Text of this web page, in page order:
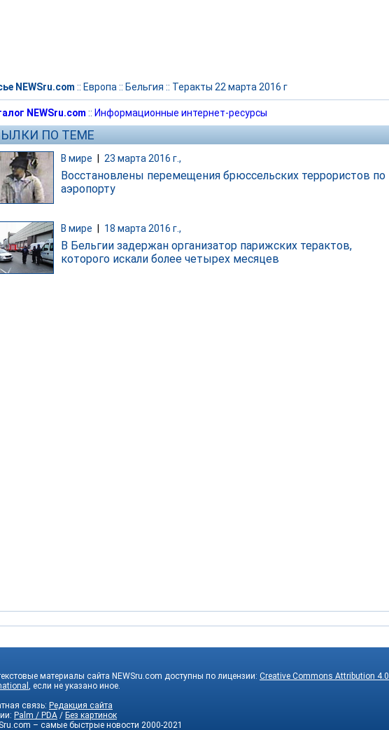
NEWSru.com :: Европа :: Бельгия :: Теракты 22 марта 2016 г
NEWSru.com :: Информационные интернет-ресурсы
ПО ТЕМЕ
В мире 23 марта 2016 г.,
Восстановлены перемещения брюссельских террористов по
аэропорту
В мире 18 марта 2016 г.,
В Бельгии задержан организатор парижских терактов,
которого искали более четырех месяцев
материалы сайта NEWSru.com доступны по лицензии: Creative Commons Attribution 4.0
, если не указано иное.
связь: Редакция сайта
Palm / PDA / Без картинок
– самые быстрые новости 2000-2021